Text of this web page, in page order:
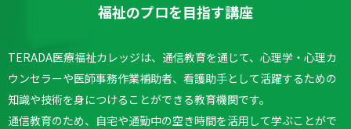
福祉のプロを目指す講座
TERADA医療福祉カレッジは、通信教育を通じて、心理学・心理カ
ウンセラーや医師事務作業補助者、看護助手として活躍するための
知識や技術を身につけることができる教育機関です。
通信教育のため、自宅や通勤中の空き時間を活用して学ぶことがで